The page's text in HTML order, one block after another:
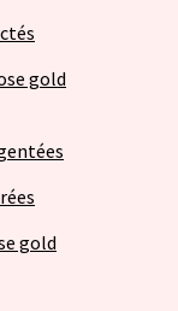
gold
gold